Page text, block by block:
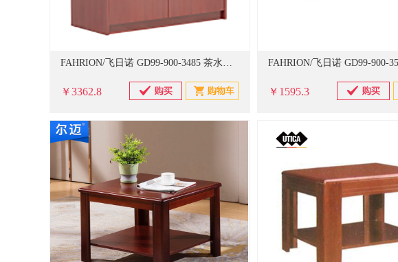
FAHRION/飞日诺 GD99-900-3485 茶水柜 800×420×900mm (单位：个)
￥3362.8 ￥1595.3